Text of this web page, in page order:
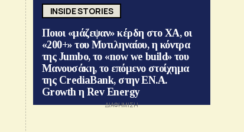
INSIDE STORIES
Ποιοι «μάζεψαν» κέρδη στο ΧΑ, οι
«200+» του Μυτιληναίου, η κόντρα
της Jumbo, το «now we build» του
Μανουσάκη, το επόμενο στοίχημα
της CrediaBank, στην ΕΝ.Α.
Growth η Rev Energy